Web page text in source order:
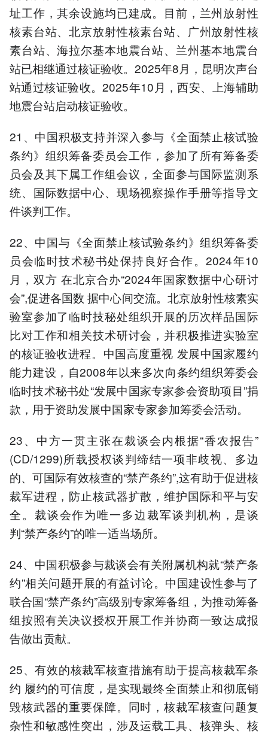
址工作，其余设施均已建成。目前，兰州放射性
核素台站、北京放射性核素台站、广州放射性核
素台站、海拉尔基本地震台站、兰州基本地震台
站已相继通过核证验收。2025年8月，昆明次声台
站通过核证验收。2025年10月，西安、上海辅助
地震台站启动核证验收。
21、中国积极支持并深入参与《全面禁止核试验
条约》组织筹备委员会工作，参加了所有筹备委
员会及其下属工作组会议，全面参与国际监测系
统、国际数据中心、现场视察操作手册等指导文
件谈判工作。
22、中国与《全面禁止核试验条约》组织筹备委
员会临时技术秘书处保持良好合作。2024年10
月，双方 在北京合办“2024年国家数据中心研讨
会”,促进各国数 据中心间交流。北京放射性核素实
验室参加了临时技秘处组织开展的历次样品国际
比对工作和相关技术研讨会，并积极推进实验室
的核证验收进程。中国高度重视 发展中国家履约
能力建设，自2008年以来多次向条约组织筹委会
临时技术秘书处“发展中国家专家参会资助项目”捐
款，用于资助发展中国家专家参加筹委会活动。
23、中方一贯主张在裁谈会内根据“香农报告”
(CD/1299)所载授权谈判缔结一项非歧视、多边
的、可国际有效核查的“禁产条约”,这有助于促进核
裁军进程，防止核武器扩散，维护国际和平与安
全。裁谈会作为唯一多边裁军谈判机构，是谈
判“禁产条约”的唯一适当场所。
24、中国积极参与裁谈会有关附属机构就“禁产条
约”相关问题开展的有益讨论。中国建设性参与了
联合国“禁产条约”高级别专家筹备组，为推动筹备
组按照有关决议授权开展工作并协商一致达成报
告做出贡献。
25、有效的核裁军核查措施有助于提高核裁军条
约 履约的可信度，是实现最终全面禁止和彻底销
毁核武器的重要保障。同时，核裁军核查问题复
杂性和敏感性突出，涉及运载工具、核弹头、核